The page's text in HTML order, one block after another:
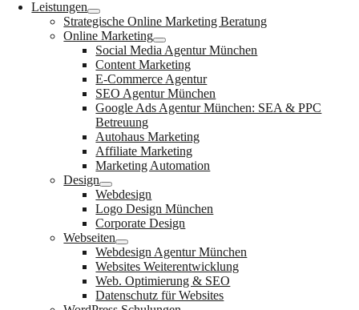
Leistungen
Strategische Online Marketing Beratung
Online Marketing
Social Media Agentur München
Content Marketing
E-Commerce Agentur
SEO Agentur München
Google Ads Agentur München: SEA & PPC
Betreuung
Autohaus Marketing
Affiliate Marketing
Marketing Automation
Design
Webdesign
Logo Design München
Corporate Design
Webseiten
Webdesign Agentur München
Websites Weiterentwicklung
Web. Optimierung & SEO
Datenschutz für Websites